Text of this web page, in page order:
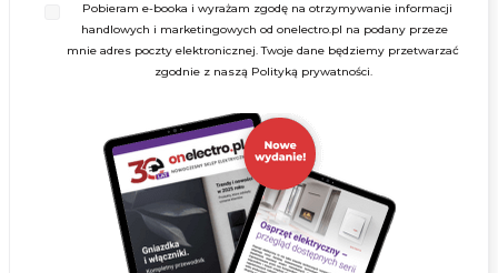
Pobieram e-booka i wyrażam zgodę na otrzymywanie informacji
handlowych i marketingowych od onelectro.pl na podany przeze
mnie adres poczty elektronicznej. Twoje dane będziemy przetwarzać
zgodnie z naszą Polityką prywatności.